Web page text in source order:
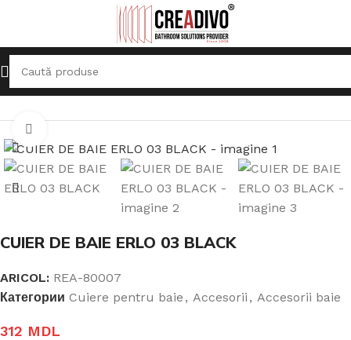
Prima pagină Accesorii Accesorii baie
CUIER DE BAIE ERLO 03 BLACK
ARICOL: REA-80007
Категории Cuiere pentru baie , Accesorii , Accesorii baie
312 MDL